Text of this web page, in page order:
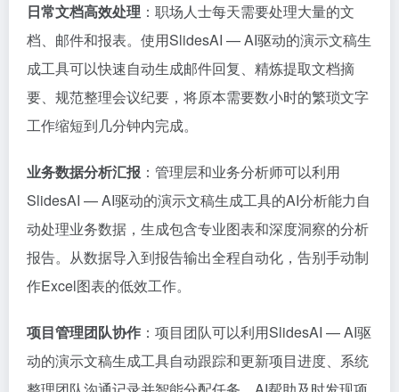
日常文档高效处理 ：职场人士每天需要处理大量的文
档、邮件和报表。使用SlidesAI — AI驱动的演示文稿生
成工具可以快速自动生成邮件回复、精炼提取文档摘
要、规范整理会议纪要，将原本需要数小时的繁琐文字
工作缩短到几分钟内完成。
业务数据分析汇报 ：管理层和业务分析师可以利用
SlidesAI — AI驱动的演示文稿生成工具的AI分析能力自
动处理业务数据，生成包含专业图表和深度洞察的分析
报告。从数据导入到报告输出全程自动化，告别手动制
作Excel图表的低效工作。
项目管理团队协作 ：项目团队可以利用SlidesAI — AI驱
动的演示文稿生成工具自动跟踪和更新项目进度、系统